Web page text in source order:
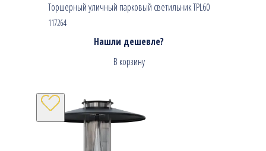
Торшерный уличный парковый светильник TPL60
117264
Нашли дешевле?
В корзину